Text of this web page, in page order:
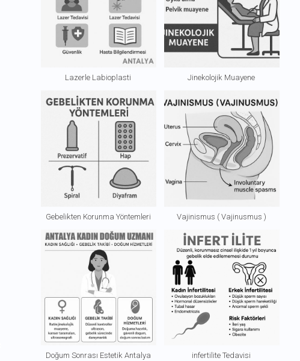
Lazerle Labioplasti Jinekolojik Muayene
Gebelikten Korunma Yöntemleri Vajinismus ( Vajinusmus )
Doğum Sonrası Estetik Antalya infertilite Tedavisi